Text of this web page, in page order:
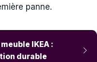
panne.
IKEA :
durable